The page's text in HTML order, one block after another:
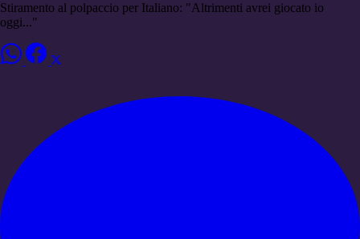
Stiramento al polpaccio per Italiano: "Altrimenti avrei giocato io
oggi..."